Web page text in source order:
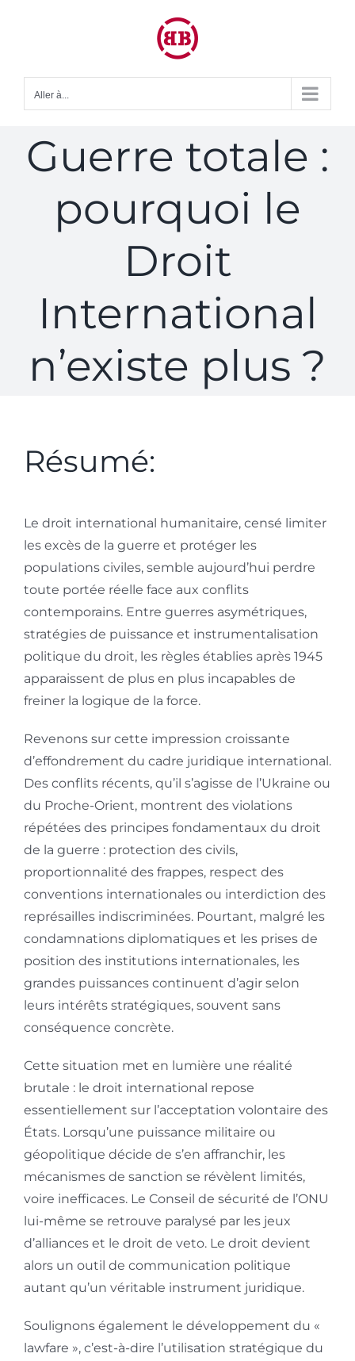
Aller à...
Guerre totale :
pourquoi le
Droit
International
n’existe plus ?
Résumé:
Le droit international humanitaire, censé limiter
les excès de la guerre et protéger les
populations civiles, semble aujourd’hui perdre
toute portée réelle face aux conflits
contemporains. Entre guerres asymétriques,
stratégies de puissance et instrumentalisation
politique du droit, les règles établies après 1945
apparaissent de plus en plus incapables de
freiner la logique de la force.
Revenons sur cette impression croissante
d’effondrement du cadre juridique international.
Des conflits récents, qu’il s’agisse de l’Ukraine ou
du Proche-Orient, montrent des violations
répétées des principes fondamentaux du droit
de la guerre : protection des civils,
proportionnalité des frappes, respect des
conventions internationales ou interdiction des
représailles indiscriminées. Pourtant, malgré les
condamnations diplomatiques et les prises de
position des institutions internationales, les
grandes puissances continuent d’agir selon
leurs intérêts stratégiques, souvent sans
conséquence concrète.
Cette situation met en lumière une réalité
brutale : le droit international repose
essentiellement sur l’acceptation volontaire des
États. Lorsqu’une puissance militaire ou
géopolitique décide de s’en affranchir, les
mécanismes de sanction se révèlent limités,
voire inefficaces. Le Conseil de sécurité de l’ONU
lui-même se retrouve paralysé par les jeux
d’alliances et le droit de veto. Le droit devient
alors un outil de communication politique
autant qu’un véritable instrument juridique.
Soulignons également le développement du «
lawfare », c’est-à-dire l’utilisation stratégique du